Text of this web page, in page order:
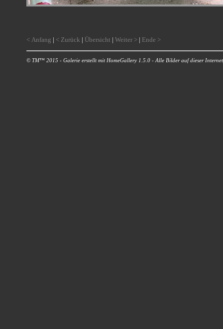
< Anfang | < Zurück | Übersicht |Weiter > | Ende >
© TM™ 2015 - Galerie erstellt mit HomeGallery 1.5.0 - Alle Bilder auf dieser